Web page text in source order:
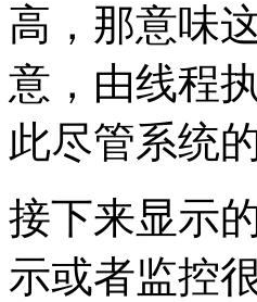
高，那意味
意，由线程
此尽管系统
接下来显示
示或者监控